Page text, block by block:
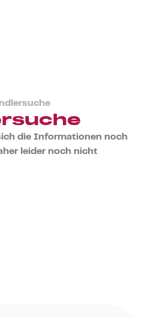
die Informationen noch
leider noch nicht